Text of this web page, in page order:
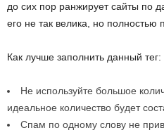
до сих пор ранжирует сайты по
его не так велика, но полностью
Как лучше заполнить данный тег:
Не используйте большое
идеальное количество будет
Спам по одному слову не